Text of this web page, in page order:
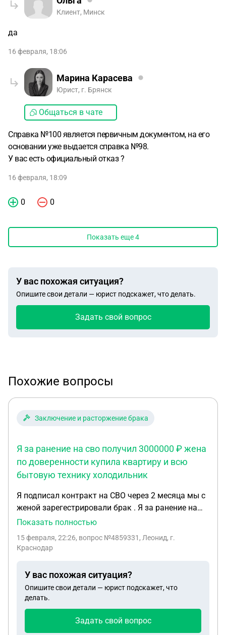
Клиент, Минск
да
16 февраля, 18:06
Марина Карасева
Юрист, г. Брянск
Общаться в чате
Справка №100 является первичным документом, на его
основании уже выдается справка №98.
У вас есть официальный отказ ?
16 февраля, 18:09
0 0
Показать еще4
У вас похожая ситуация?
Опишите свои детали — юрист подскажет, что делать.
Задать свой вопрос
Похожие вопросы
Заключение и расторжение брака
Я за ранение на сво получил 3000000 ₽ жена
по доверенности купила квартиру и всю
бытовую технику холодильник
Я подписал контракт на СВО через 2 месяца мы с
женой зарегестрировали брак . Я за ранение на
сво получил 3000000 ₽ жена по доверенности
холодильник, стиральная машинка газовая
4000000₽ чеки все есть она ни где не работала я
её обеспечивал полностью теперь она подает на
развод и говорит что при разводе половина этого
имущества и квартира пополам КАК БЫТЬ
МОЖЕТ ОНА ОТСУДИТЬ ПРИ РАЗВОДЕ
Показать полностью
15 февраля, 22:26, вопрос №4859331, Леонид, г.
Краснодар
У вас похожая ситуация?
Опишите свои детали — юрист подскажет, что
делать.
Задать свой вопрос